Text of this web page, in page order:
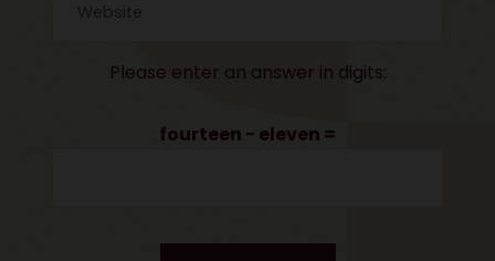
Please enter an answer in digits:
fourteen − eleven =